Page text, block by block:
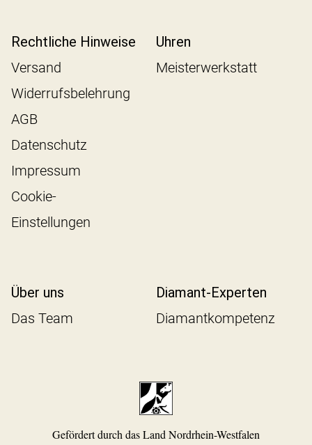
Rechtliche Hinweise
Versand
Widerrufsbelehrung
AGB
Datenschutz
Impressum
Cookie-
Einstellungen
Uhren
Meisterwerkstatt
Über uns
Das Team
Diamant-Experten
Diamantkompetenz
Gefördert durch das Land Nordrhein-Westfalen